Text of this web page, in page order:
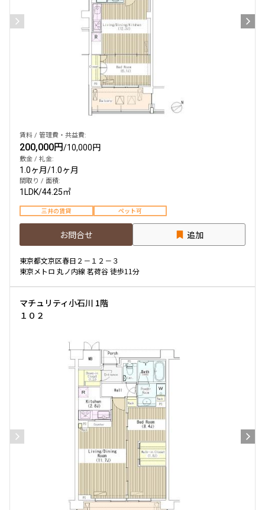
指定なし
新築
3年以内
10年以内
20年以内
30年以内
指定なし
3分以内
10分以内
他条件
当社限定物件
三井の賃貸物件
申込無し物件のみ表示
ペット可・相談
入居可能日
より詳細な絞り込み
建物施設やお部屋の設備、方位、階数などの絞り込みが
できます
設定する
賃料 / 管理費・共益費:
200,000円/10,000円
敷金 / 礼金:
1.0ヶ月/1.0ヶ月
間取り / 面積:
1LDK/44.25㎡
三井の賃貸 ペット可
お問合せ 追加
東京都文京区春日２－１２－３
東京メトロ 丸ノ内線 茗荷谷 徒歩11分
マチュリティ小石川 1階
１０２